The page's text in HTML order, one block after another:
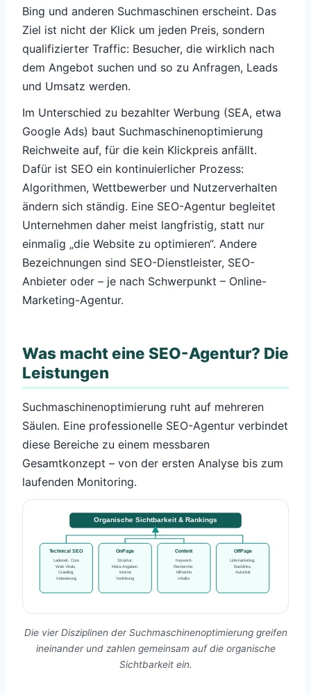
Bing und anderen Suchmaschinen erscheint. Das
Ziel ist nicht der Klick um jeden Preis, sondern
qualifizierter Traffic: Besucher, die wirklich nach
dem Angebot suchen und so zu Anfragen, Leads
und Umsatz werden.
Im Unterschied zu bezahlter Werbung (SEA, etwa
Google Ads) baut Suchmaschinenoptimierung
Reichweite auf, für die kein Klickpreis anfällt.
Dafür ist SEO ein kontinuierlicher Prozess:
Algorithmen, Wettbewerber und Nutzerverhalten
ändern sich ständig. Eine SEO-Agentur begleitet
Unternehmen daher meist langfristig, statt nur
einmalig „die Website zu optimieren“. Andere
Bezeichnungen sind SEO-Dienstleister, SEO-
Anbieter oder – je nach Schwerpunkt – Online-
Marketing-Agentur.
Was macht eine SEO-Agentur? Die
Leistungen
Suchmaschinenoptimierung ruht auf mehreren
Säulen. Eine professionelle SEO-Agentur verbindet
diese Bereiche zu einem messbaren
Gesamtkonzept – von der ersten Analyse bis zum
laufenden Monitoring.
Organische Sichtbarkeit & Rankings
Technical SEO
Ladezeit, Core
Web Vitals,
Crawling,
Indexierung
OnPage
Struktur,
Meta-Angaben,
interne
Verlinkung
Content
Keyword-
Recherche,
hilfreiche
Inhalte
OffPage
Linkmarketing,
Backlinks,
Autorität
Die vier Disziplinen der Suchmaschinenoptimierung greifen
ineinander und zahlen gemeinsam auf die organische
Sichtbarkeit ein.